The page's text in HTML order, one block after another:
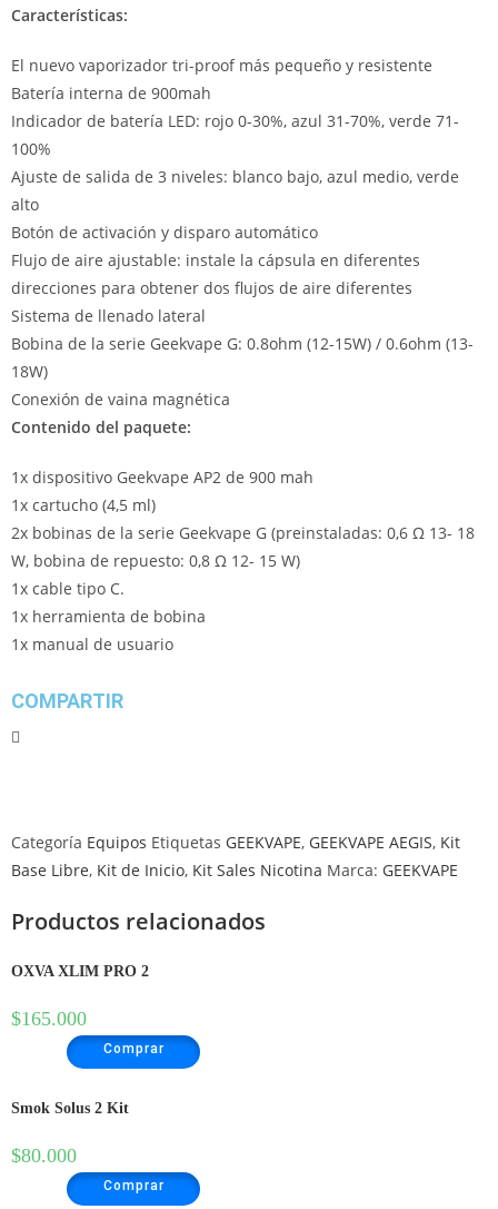
Características:
El nuevo vaporizador tri-proof más pequeño y resistente
Batería interna de 900mah
Indicador de batería LED: rojo 0-30%, azul 31-70%, verde 71-
100%
Ajuste de salida de 3 niveles: blanco bajo, azul medio, verde
alto
Botón de activación y disparo automático
Flujo de aire ajustable: instale la cápsula en diferentes
direcciones para obtener dos flujos de aire diferentes
Sistema de llenado lateral
Bobina de la serie Geekvape G: 0.8ohm (12-15W) / 0.6ohm (13-
18W)
Conexión de vaina magnética
Contenido del paquete:
1x dispositivo Geekvape AP2 de 900 mah
1x cartucho (4,5 ml)
2x bobinas de la serie Geekvape G (preinstaladas: 0,6 Ω 13- 18
W, bobina de repuesto: 0,8 Ω 12- 15 W)
1x cable tipo C.
1x herramienta de bobina
1x manual de usuario
COMPARTIR
Categoría Equipos Etiquetas GEEKVAPE, GEEKVAPE AEGIS, Kit
Base Libre, Kit de Inicio, Kit Sales Nicotina Marca: GEEKVAPE
Productos relacionados
OXVA XLIM PRO 2
$165.000
Comprar
Smok Solus 2 Kit
$80.000
Comprar